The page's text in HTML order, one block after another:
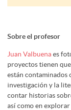
Sobre el profesor
Juan Valbuenaes
proyectos tienen
están contaminados
investigación y la
contar historias
así como en